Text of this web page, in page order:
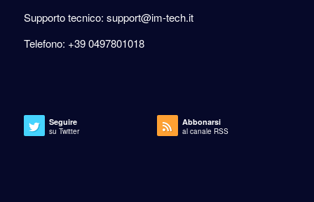
Supporto tecnico: support@im-tech.it
Telefono: +39 0497801018
Seguire
su Twitter
Abbonarsi
al canale RSS